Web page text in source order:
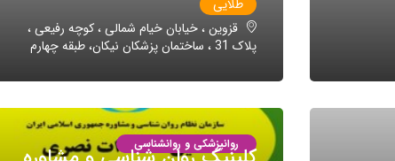
طلایی
قزوین ، خیابان خیام شمالی ، کوچه رفیعی ،
پلاک 31 ، ساختمان پزشکان نیکان، طبقه چهارم
روانپزشکی و روانشناسی